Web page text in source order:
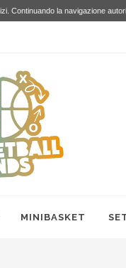
Continuando la navigazione
MINIBASKET